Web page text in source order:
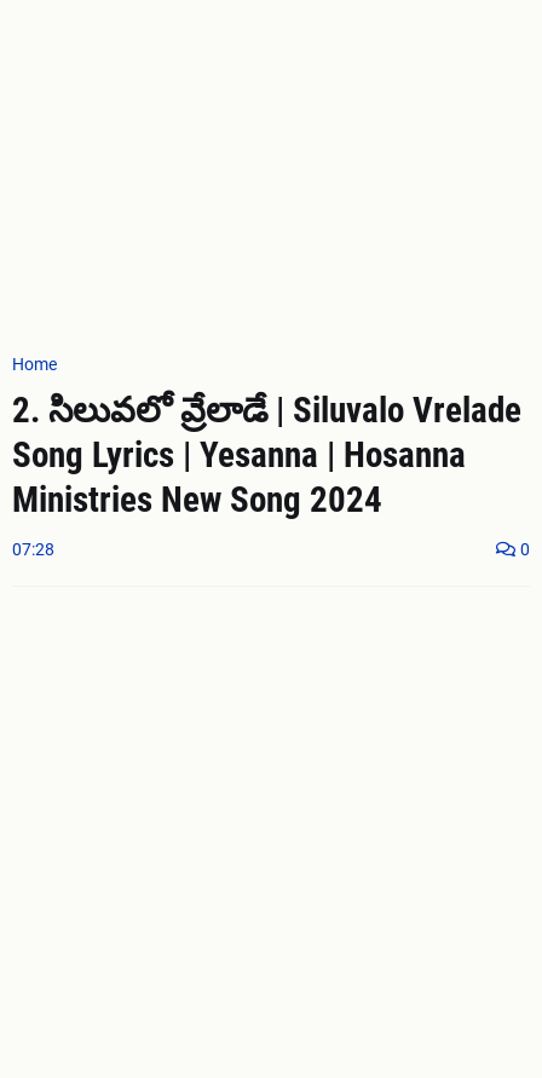
Home
2. సిలువలో వ్రేలాడే | Siluvalo Vrelade
Song Lyrics | Yesanna | Hosanna
Ministries New Song 2024
07:28 0